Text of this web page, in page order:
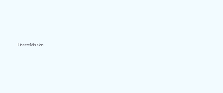
Unsere Mission